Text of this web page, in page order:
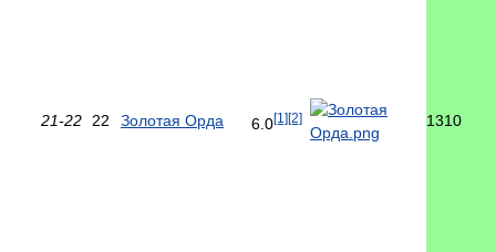
21-22 22 Золотая Орда 6.0[1][2] 1310